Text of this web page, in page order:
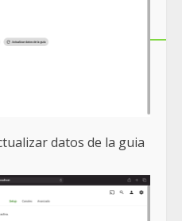
datos de la guia